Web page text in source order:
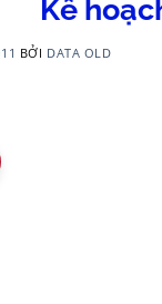
Kế
BỞI DATA OLD